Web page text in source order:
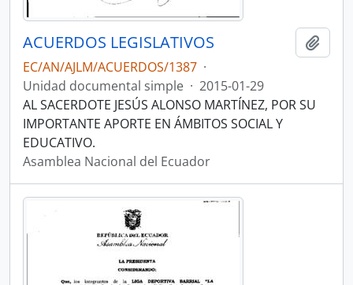
ACUERDOS LEGISLATIVOS
EC/AN/AJLM/ACUERDOS/1387 ·
Unidad documental simple · 2015-01-29
AL SACERDOTE JESÚS ALONSO MARTÍNEZ, POR SU
IMPORTANTE APORTE EN ÁMBITOS SOCIAL Y
EDUCATIVO.
Asamblea Nacional del Ecuador